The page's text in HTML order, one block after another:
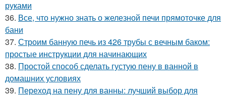
руками
36. Все, что нужно знать о железной печи прямоточке для
бани
37. Строим банную печь из 426 трубы с вечным баком:
простые инструкции для начинающих
38. Простой способ сделать густую пену в ванной в
домашних условиях
39. Переход на пену для ванны: лучший выбор для